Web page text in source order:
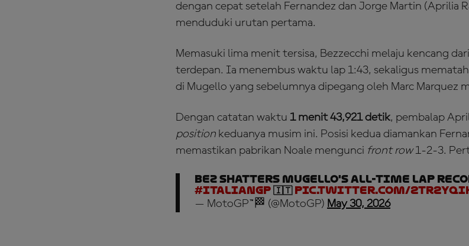
dengan cepat setelah Fernandez dan Jorge Martin (Aprilia
menduduki urutan pertama.
Memasuki lima menit tersisa, Bezzecchi melaju kencang
terdepan. Ia menembus waktu lap 1:43, sekaligus
di Mugello yang sebelumnya dipegang oleh Marc Marquez
Dengan catatan waktu 1 menit 43,921 detik, pembalap
position keduanya musim ini. Posisi kedua diamankan
memastikan pabrikan Noale mengunci front row1-2-3.
Bez shatters Mugello's all-time lap
#ItalianGP🇮🇹pic.twitter.com/
— MotoGP™🏁 (@MotoGP) May 30, 2026